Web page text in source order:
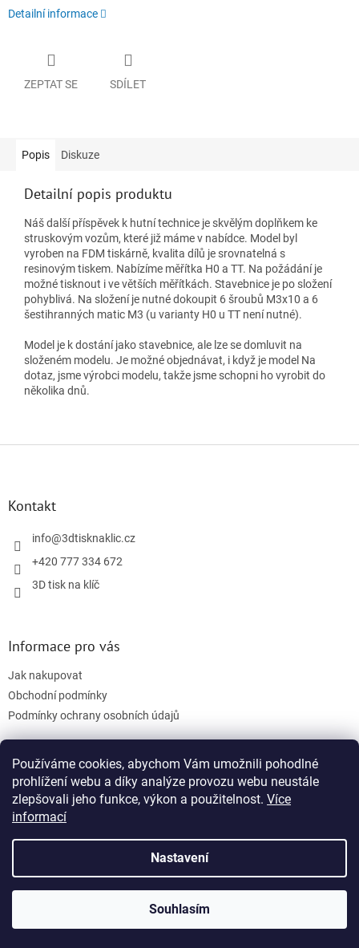
Používáme cookies, abychom Vám umožnili pohodlné
prohlížení webu a díky analýze provozu webu neustále
zlepšovali jeho funkce, výkon a použitelnost. Více
informací
Nastavení
Souhlasím
Detailní informace
ZEPTAT SE SDÍLET
Popis Diskuze
Detailní popis produktu
Náš další příspěvek k hutní technice je skvělým doplňkem ke
struskovým vozům, které již máme v nabídce. Model byl
vyroben na FDM tiskárně, kvalita dílů je srovnatelná s
resinovým tiskem. Nabízíme měřítka H0 a TT. Na požádání je
možné tisknout i ve větších měřítkách. Stavebnice je po složení
pohyblivá. Na složení je nutné dokoupit 6 šroubů M3x10 a 6
šestihranných matic M3 (u varianty H0 u TT není nutné).
Model je k dostání jako stavebnice, ale lze se domluvit na
složeném modelu. Je možné objednávat, i když je model Na
dotaz, jsme výrobci modelu, takže jsme schopni ho vyrobit do
několika dnů.
Z
Kontakt
info@3dtisknaklic.cz
+420 777 334 672
3D tisk na klíč
Informace pro vás
Jak nakupovat
Obchodní podmínky
Podmínky ochrany osobních údajů
Facebook
Vytvořil Shoptet
3D tisk na klíč. Všechna práva vyhrazena.